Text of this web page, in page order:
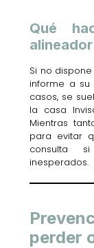
Qué
Si no
informe a su
casos, se
la casa
Mientras
para evitar
consulta
inesperados.
perder